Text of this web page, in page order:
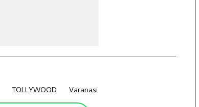
TOLLYWOOD Varanasi